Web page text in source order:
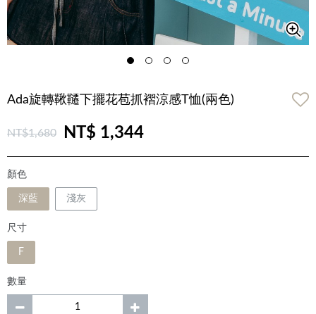
Ada旋轉鞦韆下擺花苞抓褶涼感T恤(兩色)
NT$1,680 NT$ 1,344
顏色
深藍 淺灰
尺寸
F
數量